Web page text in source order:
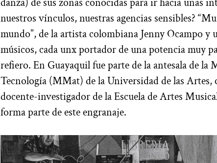
nuestros vínculos, nuestras agencias sensibles?
mundo”, de la artista colombiana Jenny Ocampo y
músicos, cada unx portador de una potencia muy
refiero. En Guayaquil fue parte de la antesala de
Tecnología (MMat) de la Universidad de las Artes,
docente-investigador de la Escuela de Artes
forma parte de este engranaje.